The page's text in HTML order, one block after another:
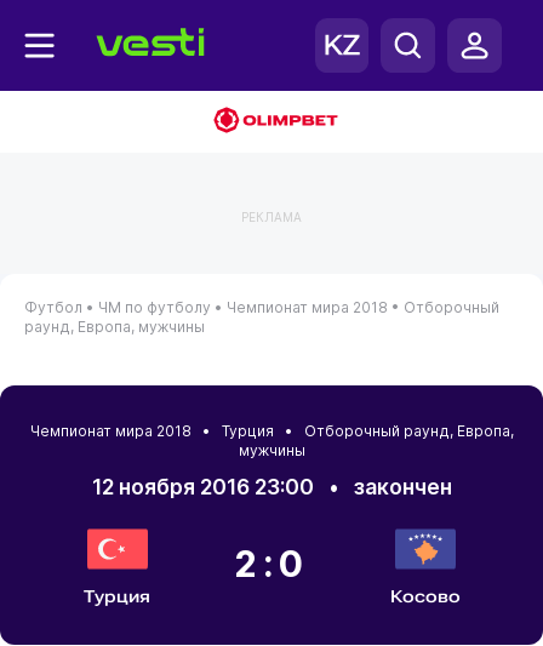
РЕКЛАМА
Футбол • ЧМ по футболу • Чемпионат мира 2018 • Отборочный
раунд, Европа, мужчины
Чемпионат мира 2018 • Турция • Отборочный раунд, Европа,
мужчины
12 ноября 2016 23:00 • закончен
Турция
2:0
Косово